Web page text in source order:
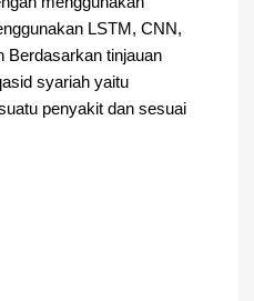
LSTM, CNN,
Berdasarkan tinjauan
syariah yaitu
penyakit dan sesuai